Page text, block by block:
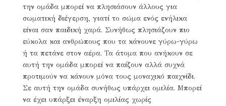
την ομάδα μπορεί να πλησιάσουν άλλους για
σωματική διέγερση, γιατί το σώμα ενός ενήλικα
είναι σαν παιδική χαρά. Συνήθως πλησιάζουν πιο
εύκολα και ανθρώπους που τα κάνουνε γύρω-γύρω
ή τα πετάνε στον αέρα. Τα άτομα που ανήκουν σε
αυτή την ομάδα μπορεί να παίζουν αλλά συχνά
προτιμούν να κάνουν μόνα τους μοναχικό παιχνίδι.
Σε αυτή την ομάδα συνήθως υπάρχει ομιλία. Μπορεί
να έχει υπάρξει έναρξη ομιλίας χωρίς